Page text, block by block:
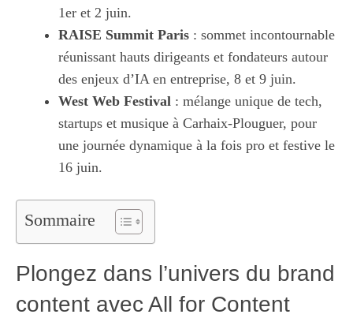
1er et 2 juin.
RAISE Summit Paris : sommet incontournable
réunissant hauts dirigeants et fondateurs autour
des enjeux d’IA en entreprise, 8 et 9 juin.
West Web Festival : mélange unique de tech,
startups et musique à Carhaix-Plouguer, pour
une journée dynamique à la fois pro et festive le
16 juin.
Sommaire
Plongez dans l’univers du brand
content avec All for Content